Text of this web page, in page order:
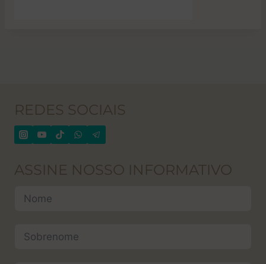
REDES SOCIAIS
ASSINE NOSSO INFORMATIVO